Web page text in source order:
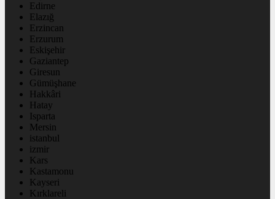
Edirne
Elazığ
Erzincan
Erzurum
Eskişehir
Gaziantep
Giresun
Gümüşhane
Hakkâri
Hatay
Isparta
Mersin
istanbul
izmir
Kars
Kastamonu
Kayseri
Kırklareli